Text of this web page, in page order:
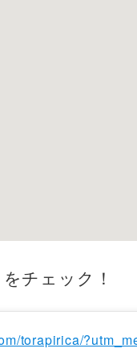
チェック！
torapirica/